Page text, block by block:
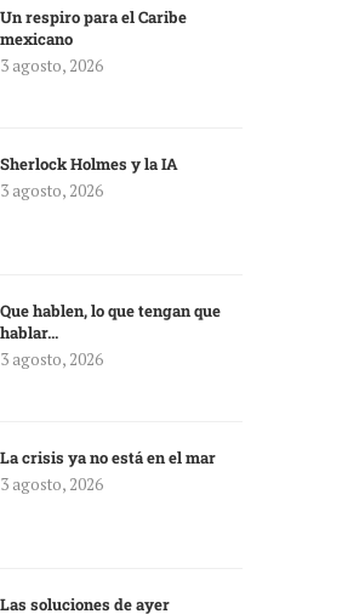
Un respiro para el Caribe
mexicano
3 agosto, 2026
Sherlock Holmes y la IA
3 agosto, 2026
Que hablen, lo que tengan que
hablar…
3 agosto, 2026
La crisis ya no está en el mar
3 agosto, 2026
Las soluciones de ayer